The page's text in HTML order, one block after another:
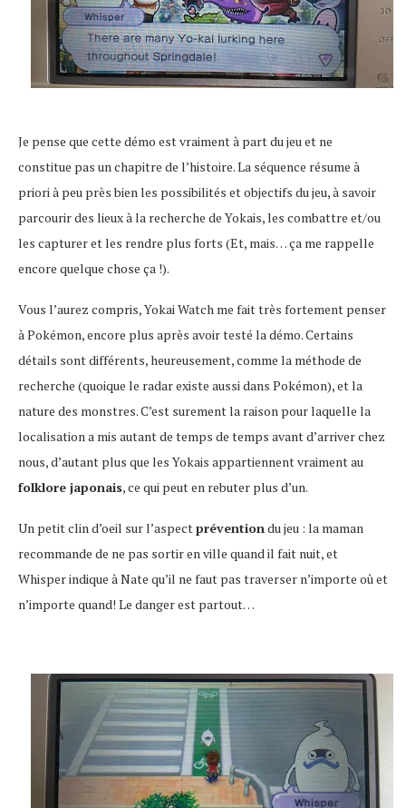
Je pense que cette démo est vraiment à part du jeu et ne
constitue pas un chapitre de l’histoire. La séquence résume à
priori à peu près bien les possibilités et objectifs du jeu, à savoir
parcourir des lieux à la recherche de Yokais, les combattre et/ou
les capturer et les rendre plus forts (Et, mais… ça me rappelle
encore quelque chose ça !).
Vous l’aurez compris, Yokai Watch me fait très fortement penser
à Pokémon, encore plus après avoir testé la démo. Certains
détails sont différents, heureusement, comme la méthode de
recherche (quoique le radar existe aussi dans Pokémon), et la
nature des monstres. C’est surement la raison pour laquelle la
localisation a mis autant de temps de temps avant d’arriver chez
nous, d’autant plus que les Yokais appartiennent vraiment au
folklore japonais, ce qui peut en rebuter plus d’un.
Un petit clin d’oeil sur l’aspectpréventiondu jeu : la maman
recommande de ne pas sortir en ville quand il fait nuit, et
Whisper indique à Nate qu’il ne faut pas traverser n’importe où et
n’importe quand! Le danger est partout…